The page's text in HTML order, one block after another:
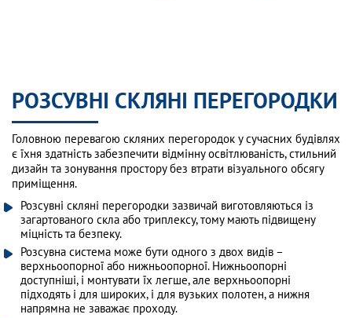
РОЗСУВНІ СКЛЯНІ ПЕРЕГОРОДКИ
Головною перевагою скляних перегородок у сучасних будівлях
є їхня здатність забезпечити відмінну освітлюваність, стильний
дизайн та зонування простору без втрати візуального обсягу
приміщення.
Розсувні скляні перегородки зазвичай виготовляються із
загартованого скла або триплексу, тому мають підвищену
міцність та безпеку.
Розсувна система може бути одного з двох видів –
верхньоопорної або нижньоопорної. Нижньоопорні
доступніші, і монтувати їх легше, але верхньоопорні
підходять і для широких, і для вузьких полотен, а нижня
напрямна не заважає проходу.